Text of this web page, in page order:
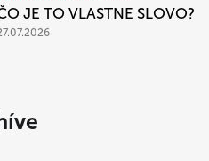
JE TO VLASTNE SLOVO?